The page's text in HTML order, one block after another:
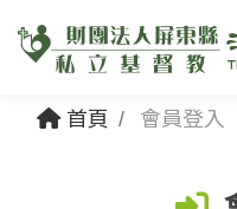
首頁 會員登入